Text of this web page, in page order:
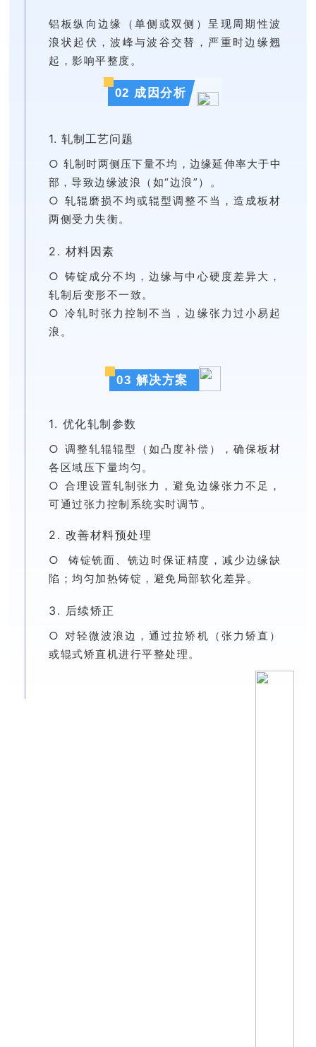
铝板纵向边缘（单侧或双侧）呈现周期性波
浪状起伏，波峰与波谷交替，严重时边缘翘
起，影响平整度。
02 成因分析
1. 轧制工艺问题
○ 轧制时两侧压下量不均，边缘延伸率大于中
部，导致边缘波浪（如“边浪”）。
○ 轧辊磨损不均或辊型调整不当，造成板材
两侧受力失衡。
2. 材料因素
○ 铸锭成分不均，边缘与中心硬度差异大，
轧制后变形不一致。
○ 冷轧时张力控制不当，边缘张力过小易起
浪。
03 解决方案
1. 优化轧制参数
○ 调整轧辊辊型（如凸度补偿），确保板材
各区域压下量均匀。
○ 合理设置轧制张力，避免边缘张力不足，
可通过张力控制系统实时调节。
2. 改善材料预处理
○ 铸锭铣面、铣边时保证精度，减少边缘缺
陷；均匀加热铸锭，避免局部软化差异。
3. 后续矫正
○ 对轻微波浪边，通过拉矫机（张力矫直）
或辊式矫直机进行平整处理。